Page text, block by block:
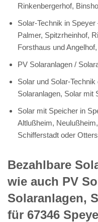
Rinkenbergerhof,
Solar-Technik in
Palmer, Spitzrheinhof,
Forsthaus und
PV Solaranlagen /
Solar und Solar-
Solaranlagen, Solar mit
Solar mit Speicher in
Altlußheim,
Schifferstadt oder
Bezahlbare
wie auch PV
Solaranlagen,
für 67346